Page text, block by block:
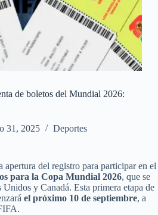
de boletos del Mundial 2026:
31, 2025 Deportes
del registro para participar en el
para la Copa Mundial 2026, que se
y Canadá. Esta primera etapa de
el próximo 10 de septiembre, a